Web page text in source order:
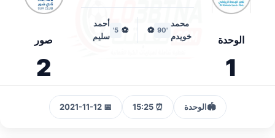
الوحدة
1
محمد
خويدم
'90
⚽
⚽
5'
أحمد
سليم
صور
2
🏟️الوحدة ⏰ 15:25
📅 2021-11-12